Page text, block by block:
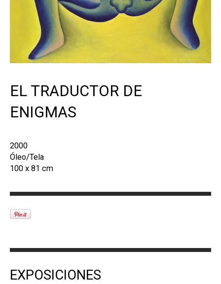
EL TRADUCTOR DE
ENIGMAS
2000
Óleo/Tela
100 x 81 cm
EXPOSICIONES